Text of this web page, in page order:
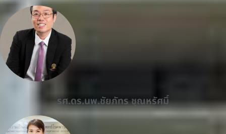
รศ.ดร.นพ.ชัยภัทร ชุณหรัศมิ์